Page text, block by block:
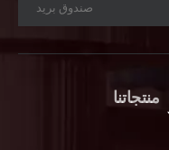
منتجاتنا